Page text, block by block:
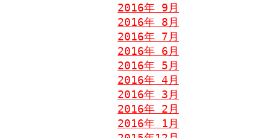
2016年 9月
2016年 8月
2016年 7月
2016年 6月
2016年 5月
2016年 4月
2016年 3月
2016年 2月
2016年 1月